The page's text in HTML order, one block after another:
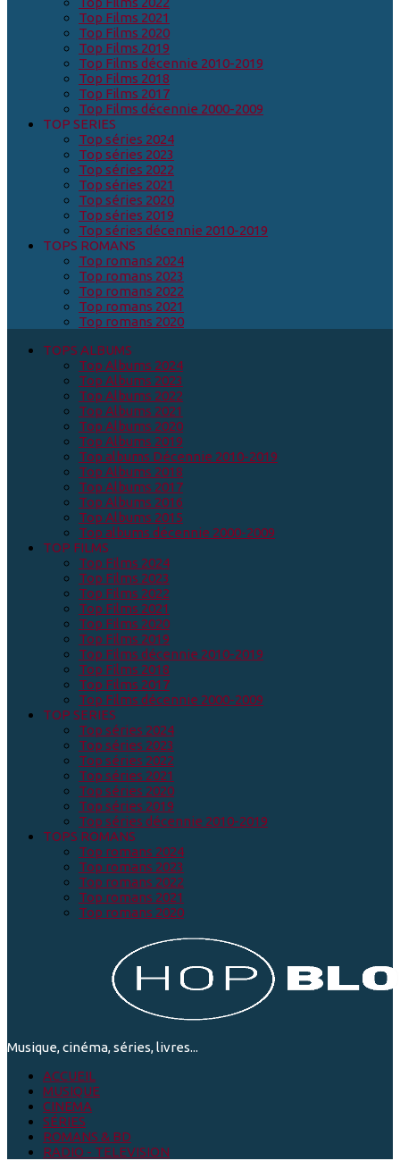
Top Films 2021
Top Films 2020
Top Films 2019
Top Films décennie 2010-2019
Top Films 2018
Top Films 2017
Top Films décennie 2000-2009
TOP SERIES
Top séries 2024
Top séries 2023
Top séries 2022
Top séries 2021
Top séries 2020
Top séries 2019
Top séries décennie 2010-2019
TOPS ROMANS
Top romans 2024
Top romans 2023
Top romans 2022
Top romans 2021
Top romans 2020
TOPS ALBUMS
Top Albums 2024
Top Albums 2023
Top Albums 2022
Top Albums 2021
Top Albums 2020
Top Albums 2019
Top albums Décennie 2010-2019
Top Albums 2018
Top Albums 2017
Top Albums 2016
Top Albums 2015
Top albums décennie 2000-2009
TOP FILMS
Top Films 2024
Top Films 2023
Top Films 2022
Top Films 2021
Top Films 2020
Top Films 2019
Top Films décennie 2010-2019
Top Films 2018
Top Films 2017
Top Films décennie 2000-2009
TOP SERIES
Top séries 2024
Top séries 2023
Top séries 2022
Top séries 2021
Top séries 2020
Top séries 2019
Top séries décennie 2010-2019
TOPS ROMANS
Top romans 2024
Top romans 2023
Top romans 2022
Top romans 2021
Top romans 2020
Musique, cinéma, séries, livres...
ACCUEIL
MUSIQUE
CINEMA
SÉRIES
ROMANS & BD
RADIO - TELEVISION